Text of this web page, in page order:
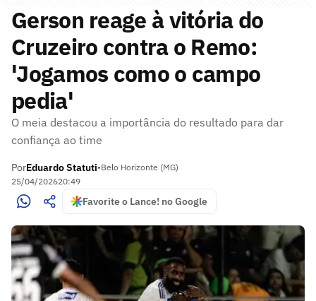
Gerson reage à vitória do
Cruzeiro contra o Remo:
'Jogamos como o campo
pedia'
O meia destacou a importância do resultado para dar
confiança ao time
PorEduardo Statuti•Belo Horizonte (MG)
25/04/202620:49
Favorite o Lance! no Google